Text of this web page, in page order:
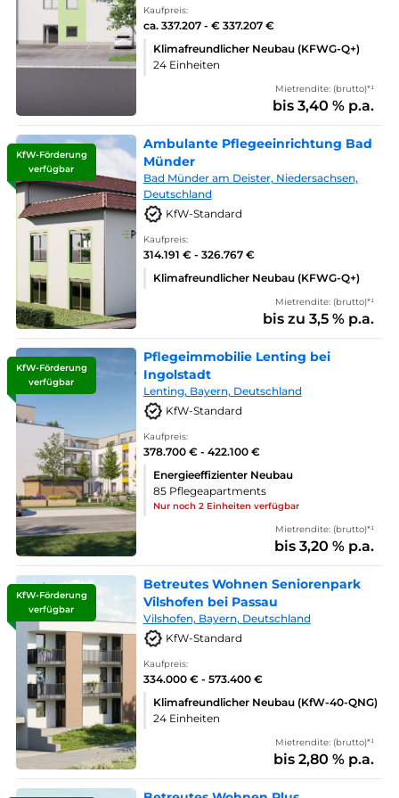
Kaufpreis:
ca. 337.207 - € 337.207 €
Klimafreundlicher Neubau (KFWG-Q+)
24 Einheiten
Mietrendite: (brutto)*¹
bis 3,40 % p.a.
KfW-Förderung
verfügbar
Ambulante Pflegeeinrichtung Bad
Münder
Bad Münder am Deister, Niedersachsen,
Deutschland
KfW-Standard
Kaufpreis:
314.191 € - 326.767 €
Klimafreundlicher Neubau (KFWG-Q+)
Mietrendite: (brutto)*¹
bis zu 3,5 % p.a.
KfW-Förderung
verfügbar
Pflegeimmobilie Lenting bei
Ingolstadt
Lenting, Bayern, Deutschland
KfW-Standard
Kaufpreis:
378.700 € - 422.100 €
Energieeffizienter Neubau
85 Pflegeapartments
Nur noch 2 Einheiten verfügbar
Mietrendite: (brutto)*¹
bis 3,20 % p.a.
KfW-Förderung
verfügbar
Betreutes Wohnen Seniorenpark
Vilshofen bei Passau
Vilshofen, Bayern, Deutschland
KfW-Standard
Kaufpreis:
334.000 € - 573.400 €
Klimafreundlicher Neubau (KfW-40-QNG)
24 Einheiten
Mietrendite: (brutto)*¹
bis 2,80 % p.a.